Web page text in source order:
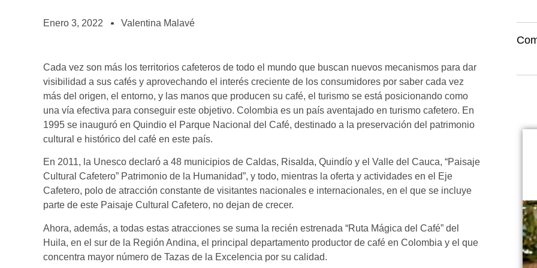
¡te imaginas vivir de tu pasión por el café?
Enero 3, 2022 Valentina Malavé
Cada vez son más los territorios cafeteros de todo el mundo que buscan nuevos mecanismos para dar
visibilidad a sus cafés y aprovechando el interés creciente de los consumidores por saber cada vez
más del origen, el entorno, y las manos que producen su café, el turismo se está posicionando como
una vía efectiva para conseguir este objetivo. Colombia es un país aventajado en turismo cafetero. En
1995 se inauguró en Quindio el Parque Nacional del Café, destinado a la preservación del patrimonio
cultural e histórico del café en este país.
En 2011, la Unesco declaró a 48 municipios de Caldas, Risalda, Quindío y el Valle del Cauca, “Paisaje
Cultural Cafetero” Patrimonio de la Humanidad”, y todo, mientras la oferta y actividades en el Eje
Cafetero, polo de atracción constante de visitantes nacionales e internacionales, en el que se incluye
parte de este Paisaje Cultural Cafetero, no dejan de crecer.
Ahora, además, a todas estas atracciones se suma la recién estrenada “Ruta Mágica del Café” del
Huila, en el sur de la Región Andina, el principal departamento productor de café en Colombia y el que
concentra mayor número de Tazas de la Excelencia por su calidad.